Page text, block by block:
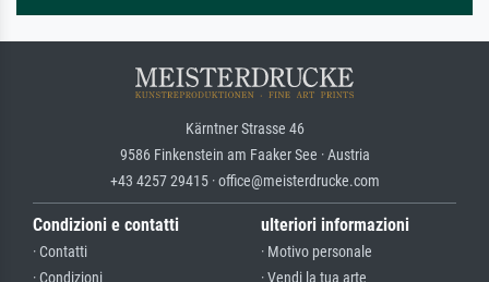
Kärntner Strasse 46
9586 Finkenstein am Faaker See · Austria
+43 4257 29415 · office@meisterdrucke.com
Condizioni e contatti
· Contatti
· Condizioni
ulteriori informazioni
· Motivo personale
· Vendi la tua arte